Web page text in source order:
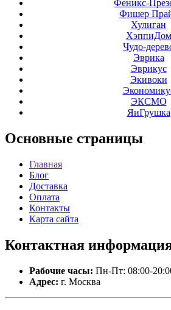
Феникс-
Фишер
Хулиган
ХэппиДом
Чудо-
Эврика
Эврикус
Экивоки
ЭКСМО
ЯиГрушка
Основные страницы
Главная
Блог
Доставка
Оплата
Контакты
Карта сайта
Контактная
Рабочие часы: Пн-Пт: 08:00-
Адрес: г. Москва